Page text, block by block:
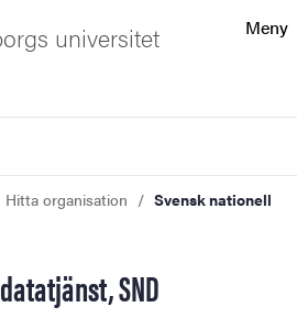
Meny
universitet
Hitta organisation
Svensk nationell
SND